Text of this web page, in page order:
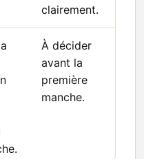
clairement.
À décider
avant la
première
manche.